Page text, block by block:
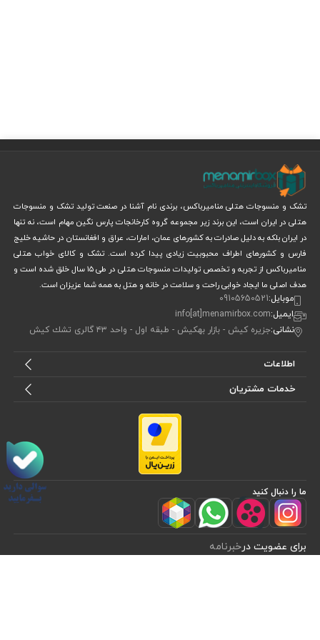
مشاهده محصولات
تشک و منسوجات هتلی منامیرباکس، برندی نام آشنا در صنعت تولید تشک و منسوجات
هتلی در ایران است، این برند زیر مجموعه گروه کارخانجات پارس نگین مهام است، نه تنها
در ایران بلکه به دلیل صادرات به کشورهای عمان، امارات، عراق و افغانستان در حاشیه خلیج
فارس و‌ کشورهای اطراف محبوبیت زیادی پیدا کرده است. تشک و کالای خواب هتلی
منامیرباکس از تجربه و تخصص تولیدات منسوجات هتلی در طی ۱۵ سال خلق شده است و
هدف اصلی ما ایجاد خوابی راحت و سلامت در خانه و هتل به همه شما عزیزان است.
موبایل:09105650521
ایمیل:info[at]menamirbox.com
نشانی:جزيره كيش - بازار بهكيش - طبقه اول - واحد ٤٣ گالرى تشك كيش
اطلاعات
خدمات مشتریان
ما را دنبال کنید
برای عضویت درخبرنامه